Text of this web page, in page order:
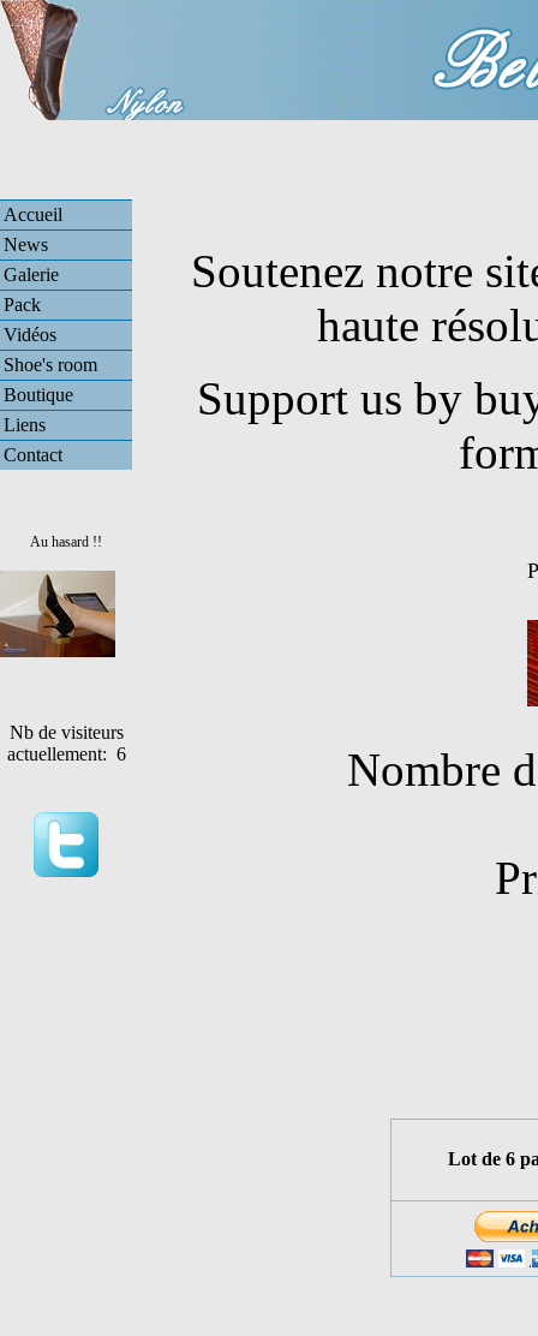
Accueil
News
Galerie
Pack
Vidéos
Shoe's room
Boutique
Liens
Contact
Au hasard !!
Nb de visiteurs
actuellement: 6
Soutenez notre
haute
Support us by
Nombre
Lot de 6